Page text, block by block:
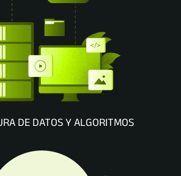
DE DATOS Y ALGORITMOS